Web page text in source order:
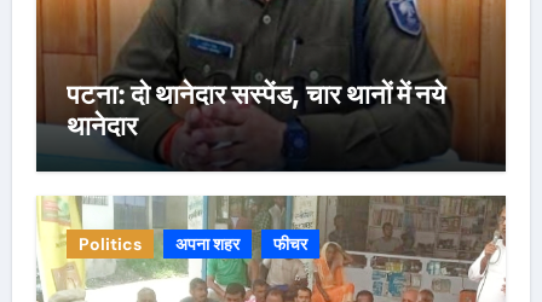
पटना: दो थानेदार सस्पेंड, चार थानों में नये
थानेदार
Politics अपना शहर फीचर